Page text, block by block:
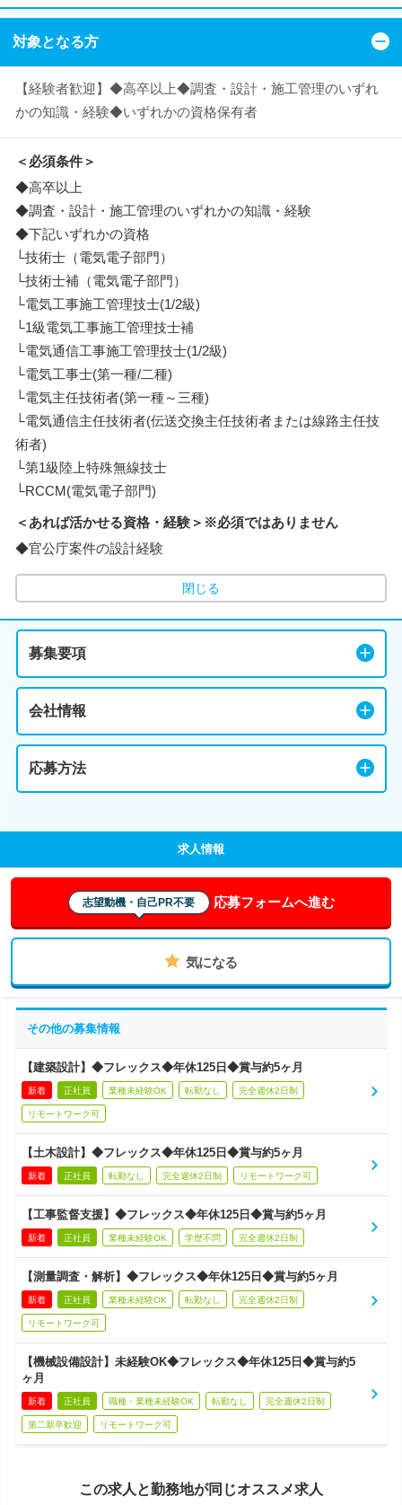
対象となる方
【経験者歓迎】◆高卒以上◆調査・設計・施工管理のいずれ
かの知識・経験◆いずれかの資格保有者
＜必須条件＞
◆高卒以上
◆調査・設計・施工管理のいずれかの知識・経験
◆下記いずれかの資格
└技術士（電気電子部門）
└技術士補（電気電子部門）
└電気工事施工管理技士(1/2級)
└1級電気工事施工管理技士補
└電気通信工事施工管理技士(1/2級)
└電気工事士(第一種/二種)
└電気主任技術者(第一種～三種)
└電気通信主任技術者(伝送交換主任技術者または線路主任技
術者)
└第1級陸上特殊無線技士
└RCCM(電気電子部門)
＜あれば活かせる資格・経験＞※必須ではありません
◆官公庁案件の設計経験
閉じる
募集要項
会社情報
応募方法
求人情報
志望動機・自己PR不要 応募フォームへ進む
気になる
その他の募集情報
【建築設計】◆フレックス◆年休125日◆賞与約5ヶ月
新着 正社員 業種未経験OK 転勤なし 完全週休2日制
リモートワーク可
【土木設計】◆フレックス◆年休125日◆賞与約5ヶ月
新着 正社員 転勤なし 完全週休2日制 リモートワーク可
【工事監督支援】◆フレックス◆年休125日◆賞与約5ヶ月
新着 正社員 業種未経験OK 学歴不問 完全週休2日制
【測量調査・解析】◆フレックス◆年休125日◆賞与約5ヶ月
新着 正社員 業種未経験OK 転勤なし 完全週休2日制
リモートワーク可
【機械設備設計】未経験OK◆フレックス◆年休125日◆賞与約5
ヶ月
新着 正社員 職種・業種未経験OK 転勤なし 完全週休2日制
第二新卒歓迎 リモートワーク可
この求人と勤務地が同じオススメ求人